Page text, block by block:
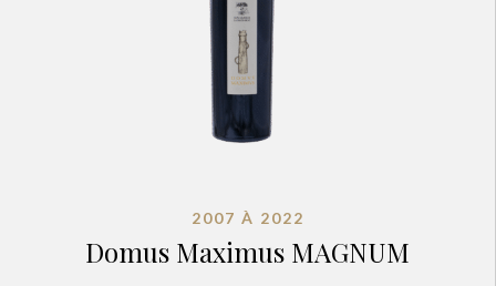
2007 À 2022
Domus Maximus MAGNUM